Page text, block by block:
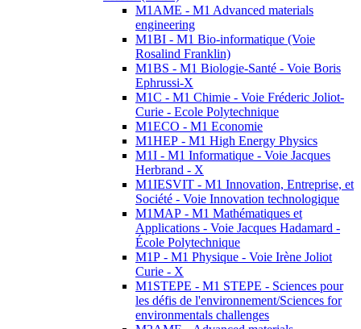
M1AME - M1 Advanced materials
engineering
M1BI - M1 Bio-informatique (Voie
Rosalind Franklin)
M1BS - M1 Biologie-Santé - Voie Boris
Ephrussi-X
M1C - M1 Chimie - Voie Fréderic Joliot-
Curie - Ecole Polytechnique
M1ECO - M1 Economie
M1HEP - M1 High Energy Physics
M1I - M1 Informatique - Voie Jacques
Herbrand - X
M1IESVIT - M1 Innovation, Entreprise, et
Société - Voie Innovation technologique
M1MAP - M1 Mathématiques et
Applications - Voie Jacques Hadamard -
École Polytechnique
M1P - M1 Physique - Voie Irène Joliot
Curie - X
M1STEPE - M1 STEPE - Sciences pour
les défis de l'environnement/Sciences for
environmentals challenges